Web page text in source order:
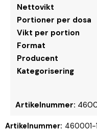
Nettovikt
Portioner per dosa
Vikt per portion
Format
Producent
Kategorisering
Artikelnummer:
Artikelnummer: 460001-